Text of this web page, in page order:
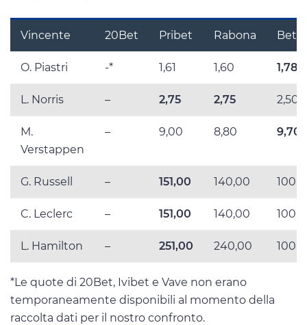
Vincente 20Bet Pribet Rabona
O. Piastri -* 1,61 1,60 1,78
L. Norris – 2,75 2,75 2,50
M.
Verstappen
– 9,00 8,80 9,70
G. Russell – 151,00 140,00
C. Leclerc – 151,00 140,00
L. Hamilton – 251,00 240,00
*Le quote di 20Bet, Ivibet e Vave non erano
temporaneamente disponibili al momento della
raccolta dati per il nostro confronto.